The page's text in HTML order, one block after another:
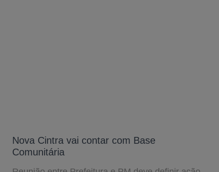
Nova Cintra vai contar com Base
Comunitária